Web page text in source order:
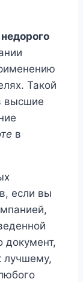
недорого
Такой
высшие
в
если вы
документ,
лучшему,